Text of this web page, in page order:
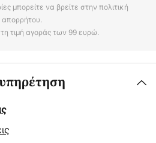
μπορείτε να βρείτε στην πολιτική
απορρήτου.
τιμή αγοράς των 99 ευρώ.